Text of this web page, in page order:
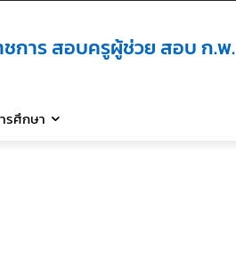
การ สอบครูผู้ช่วย สอบ ก.พ.
รศึกษา